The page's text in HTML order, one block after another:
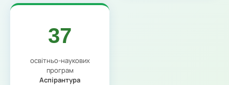
37
освітньо-наукових
програм
Аспірантура